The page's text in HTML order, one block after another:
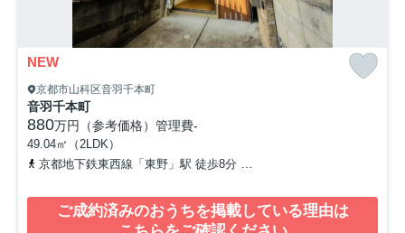
NEW
京都市山科区音羽千本町
音羽千本町
880万円（参考価格） 管理費-
49.04㎡（2LDK）
京都地下鉄東西線「東野」駅 徒歩8分
ご成約済みのおうちを掲載している理由は